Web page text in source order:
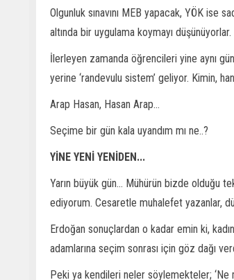
Olgunluk sınavını MEB yapacak, YÖK ise
altında bir uygulama koymayı düşünüyorlar.
İlerleyen zamanda öğrencileri yine aynı
yerine ‘randevulu sistem’ geliyor. Kimin,
Arap Hasan, Hasan Arap...
Seçime bir gün kala uyandım mı ne..?
YİNE YENİ YENİDEN...
Yarın büyük gün... Mühürün bizde olduğu
ediyorum. Cesaretle muhalefet yazanlar,
Erdoğan sonuçlardan o kadar emin ki,
adamlarına seçim sonrası için göz dağı
Peki ya kendileri neler söylemekteler; ‘Ne